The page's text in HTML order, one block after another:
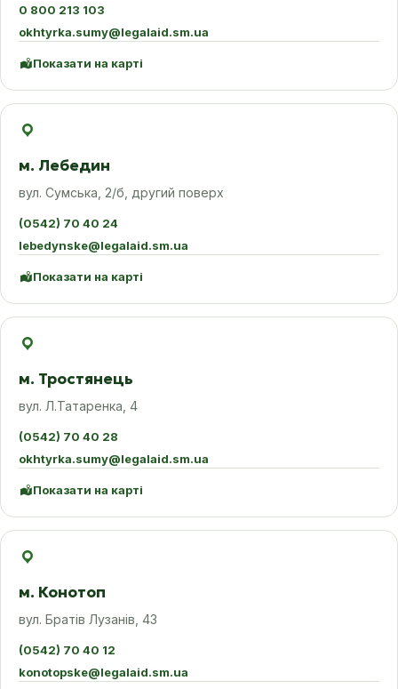
0 800 213 103
okhtyrka.sumy@legalaid.sm.ua
Показати на карті
м. Лебедин
вул. Сумська, 2/б, другий поверх
(0542) 70 40 24
lebedynske@legalaid.sm.ua
Показати на карті
м. Тростянець
вул. Л.Татаренка, 4
(0542) 70 40 28
okhtyrka.sumy@legalaid.sm.ua
Показати на карті
м. Конотоп
вул. Братів Лузанів, 43
(0542) 70 40 12
konotopske@legalaid.sm.ua